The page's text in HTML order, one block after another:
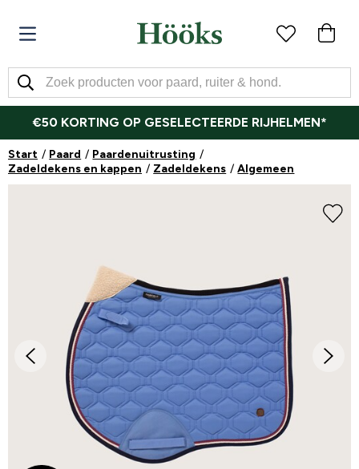
€50 KORTING OP GESELECTEERDE RIJHELMEN*
Start Paard
Paardenuitrusting
Zadeldekens en kappen
Zadeldekens Algemeen